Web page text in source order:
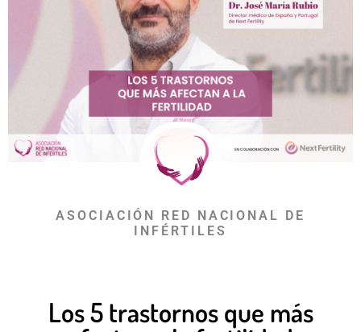
ASOCIACIÓN RED NACIONAL DE
INFÉRTILES
Los 5 trastornos que más